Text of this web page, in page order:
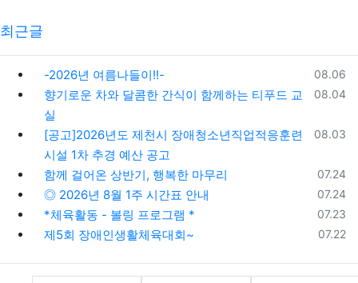
최근글
등록일
08.06
-2026년 여름나들이!!-
등록일
08.04
향기로운 차와 달콤한 간식이 함께하는 티푸드 교
실
등록일
08.03
[공고]2026년도 제천시 장애청소년직업적응훈련
시설 1차 추경 예산 공고
등록일
07.24
함께 걸어온 상반기, 행복한 마무리
등록일
07.24
◎ 2026년 8월 1주 시간표 안내
등록일
07.23
*체육활동 - 볼링 프로그램 *
등록일
07.22
제5회 장애인생활체육대회~